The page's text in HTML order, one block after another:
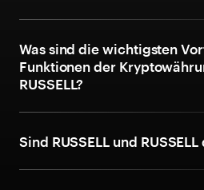
Was sind die wichtigsten
Funktionen der
RUSSELL?
Sind RUSSELL und